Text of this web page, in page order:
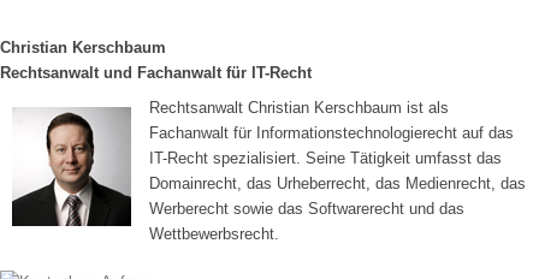
Christian Kerschbaum
Rechtsanwalt und Fachanwalt für IT-Recht
Rechtsanwalt Christian Kerschbaum ist als
Fachanwalt für Informationstechnologierecht auf das
IT-Recht spezialisiert. Seine Tätigkeit umfasst das
Domainrecht, das Urheberrecht, das Medienrecht, das
Werberecht sowie das Softwarerecht und das
Wettbewerbsrecht.